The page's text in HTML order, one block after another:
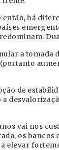
há
a tomada
de
vai nos
os
elevar